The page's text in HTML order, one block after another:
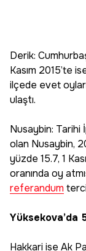
Derik:
Kasım 2015’te
ilçede evet
ulaştı.
Nusaybin: Tarihi
olan Nusaybin,
yüzde 15.7, 1
oranında oy
referandum
Yüksekova’da
Hakkari ise Ak